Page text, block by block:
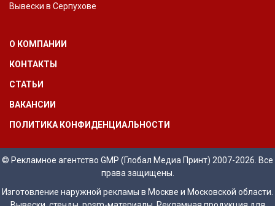
Вывески в Серпухове
О КОМПАНИИ
КОНТАКТЫ
СТАТЬИ
ВАКАНСИИ
ПОЛИТИКА КОНФИДЕНЦИАЛЬНОСТИ
© Рекламное агентство GMP (Глобал Медиа Принт) 2007-2026. Все
права защищены.
Изготовление наружной рекламы в Москве и Московской области.